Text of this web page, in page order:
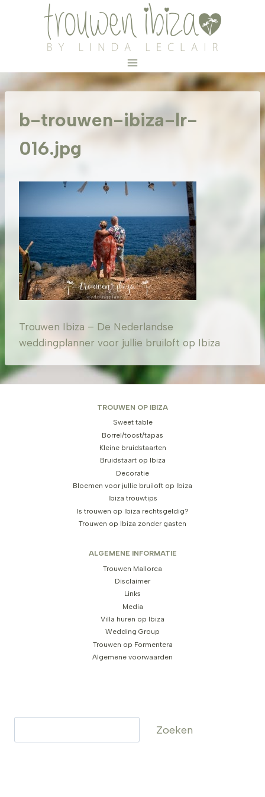
b-trouwen-ibiza-lr-
016.jpg
Trouwen Ibiza – De Nederlandse
weddingplanner voor jullie bruiloft op Ibiza
TROUWEN OP IBIZA
Sweet table
Borrel/toost/tapas
Kleine bruidstaarten
Bruidstaart op Ibiza
Decoratie
Bloemen voor jullie bruiloft op Ibiza
Ibiza trouwtips
Is trouwen op Ibiza rechtsgeldig?
Trouwen op Ibiza zonder gasten
ALGEMENE INFORMATIE
Trouwen Mallorca
Disclaimer
Links
Media
Villa huren op Ibiza
Wedding Group
Trouwen op Formentera
Algemene voorwaarden
Zoeken